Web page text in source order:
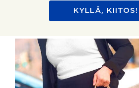
KYLLÄ, KIITOS!